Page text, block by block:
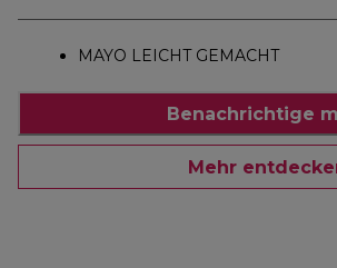
MAYO LEICHT GEMACHT
Benachrichtige
Mehr